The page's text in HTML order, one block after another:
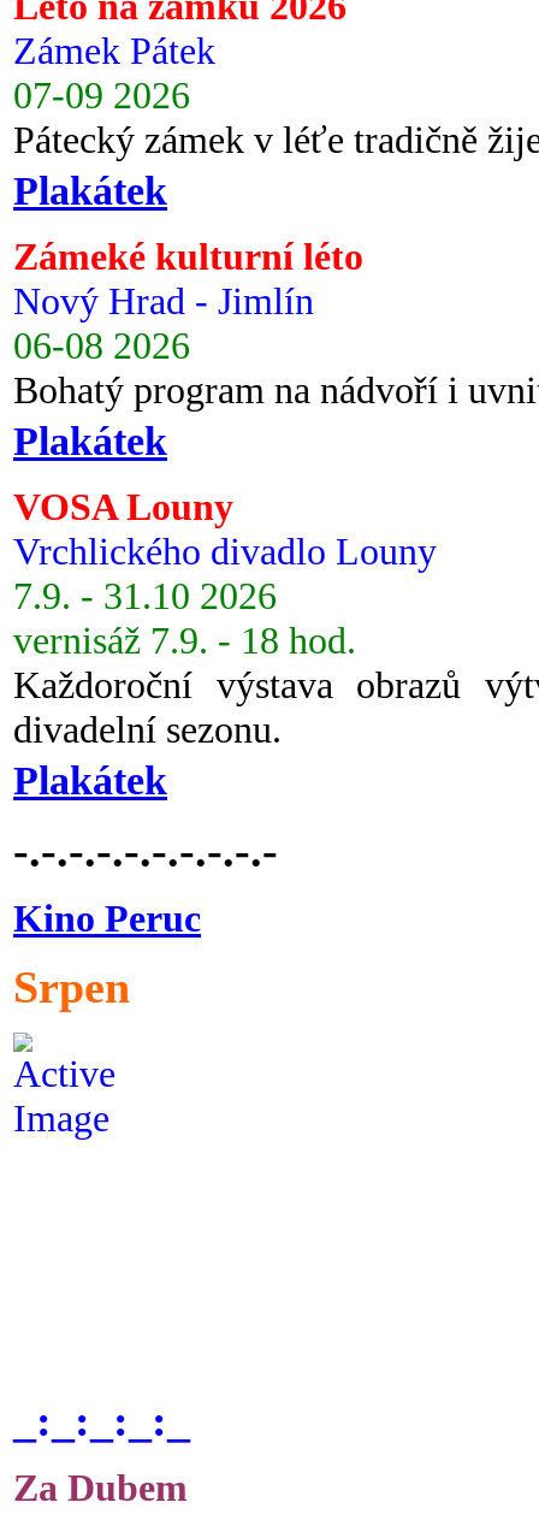
Zámek Pátek
07-09 2026
Pátecký zámek v léťe tradičně
Plakátek
Zámeké kulturní léto
Nový Hrad - Jimlín
06-08 2026
Bohatý program na nádvoří i
Plakátek
VOSA Louny
Vrchlického divadlo Louny
7.9. - 31.10 2026
vernisáž 7.9. - 18 hod.
Každoroční výstava obrazů
divadelní sezonu.
Plakátek
-.-.-.-.-.-.-.-.-.-
Kino Peruc
Srpen
_:_:_:_:_
Za Dubem